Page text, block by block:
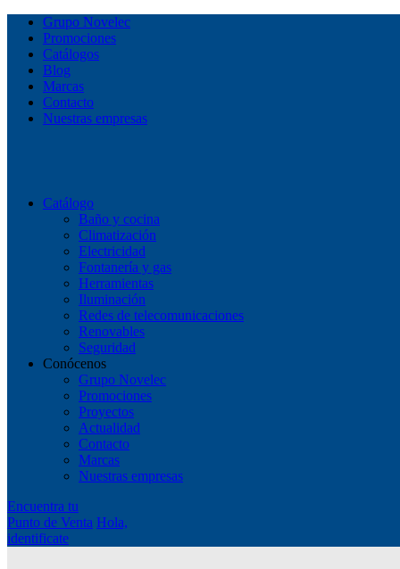
Grupo Novelec
Promociones
Catálogos
Blog
Marcas
Contacto
Nuestras empresas
Catálogo
Baño y cocina
Climatización
Electricidad
Fontanería y gas
Herramientas
Iluminación
Redes de telecomunicaciones
Renovables
Seguridad
Conócenos
Grupo Novelec
Promociones
Proyectos
Actualidad
Contacto
Marcas
Nuestras empresas
Encuentra tu
Punto de Venta Hola,
identificate